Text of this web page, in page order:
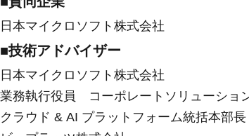
日本マイクロソフト株式会社
■技術アドバイザー
日本マイクロソフト株式会社
業務執行役員 コーポレートソリューショ
クラウド & AI プラットフォーム統括本